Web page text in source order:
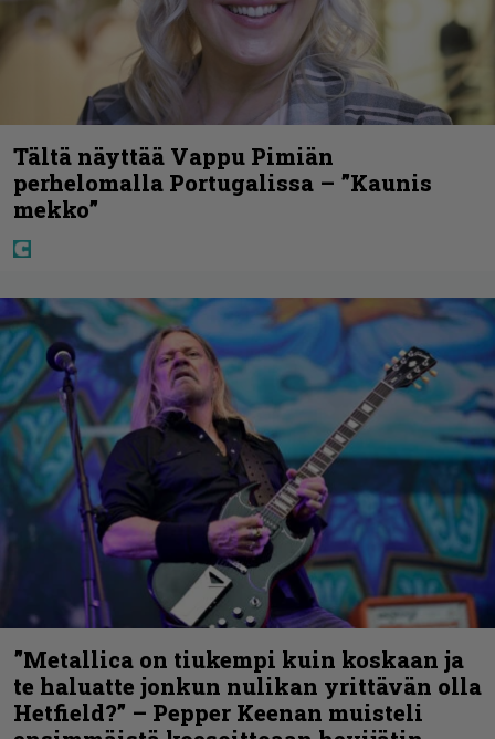
Tältä näyttää Vappu Pimiän
perhelomalla Portugalissa – ”Kaunis
mekko”
”Metallica on tiukempi kuin koskaan ja
te haluatte jonkun nulikan yrittävän olla
Hetfield?” – Pepper Keenan muisteli